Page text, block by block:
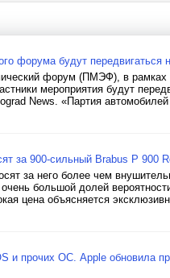
форума будут передвигаться
форум (ПМЭФ), в рамках
мероприятия будут
News. «Партия
за 900-сильный Brabus P 900
за него более чем
большой долей
цена объясняется
и прочих ОС. Apple обновила